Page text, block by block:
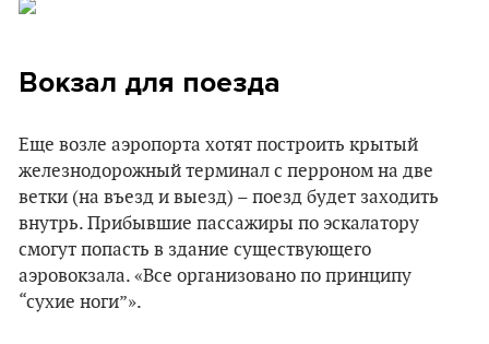
Вокзал для поезда
Еще возле аэропорта хотят построить крытый
железнодорожный терминал с перроном на две
ветки (на въезд и выезд) – поезд будет заходить
внутрь. Прибывшие пассажиры по эскалатору
смогут попасть в здание существующего
аэровокзала. «Все организовано по принципу
“сухие ноги”».